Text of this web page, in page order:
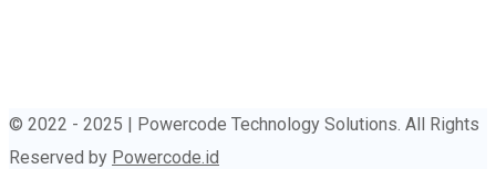
© 2022 - 2025 | Powercode Technology Solutions. All Rights
Reserved by Powercode.id